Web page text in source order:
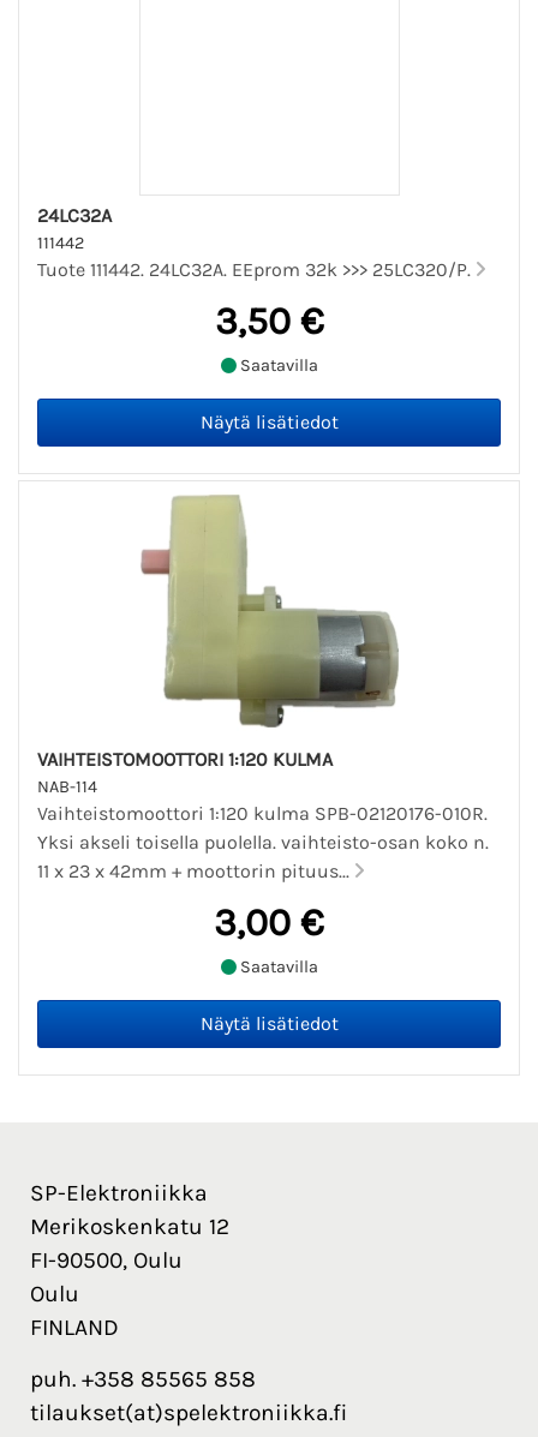
24LC32A
111442
Tuote 111442. 24LC32A. EEprom 32k >>> 25LC320/P.
3,50 €
Saatavilla
VAIHTEISTOMOOTTORI 1:120 KULMA
NAB-114
Vaihteistomoottori 1:120 kulma SPB-02120176-010R.
Yksi akseli toisella puolella. vaihteisto-osan koko n.
11 x 23 x 42mm + moottorin pituus...
3,00 €
Saatavilla
SP-Elektroniikka
Merikoskenkatu 12
FI-90500, Oulu
Oulu
FINLAND
puh. +358 85565 858
tilaukset(at)spelektroniikka.fi